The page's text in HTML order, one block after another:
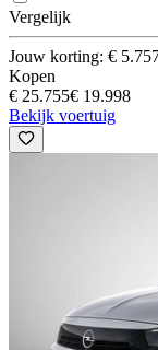
Vergelijk
Jouw korting: €
Kopen
€ 25.755€ 19.998
Bekijk voertuig